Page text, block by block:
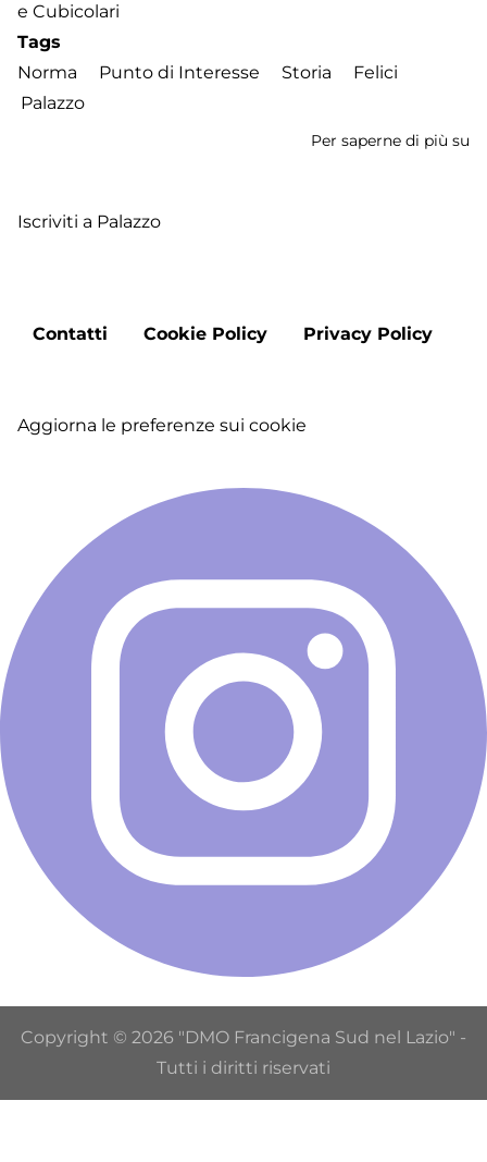
e Cubicolari
Tags
Norma
Punto di Interesse Storia
Felici
Palazzo
Per saperne di più su
Iscriviti a Palazzo
Footer
Contatti Cookie Policy Privacy Policy
Aggiorna le preferenze sui cookie
Copyright © 2026 "DMO Francigena Sud nel Lazio" -
Tutti i diritti riservati